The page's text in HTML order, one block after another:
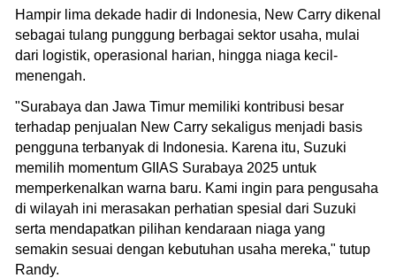
Hampir lima dekade hadir di Indonesia, New Carry dikenal
sebagai tulang punggung berbagai sektor usaha, mulai
dari logistik, operasional harian, hingga niaga kecil-
menengah.
"Surabaya dan Jawa Timur memiliki kontribusi besar
terhadap penjualan New Carry sekaligus menjadi basis
pengguna terbanyak di Indonesia. Karena itu, Suzuki
memilih momentum GIIAS Surabaya 2025 untuk
memperkenalkan warna baru. Kami ingin para pengusaha
di wilayah ini merasakan perhatian spesial dari Suzuki
serta mendapatkan pilihan kendaraan niaga yang
semakin sesuai dengan kebutuhan usaha mereka," tutup
Randy.